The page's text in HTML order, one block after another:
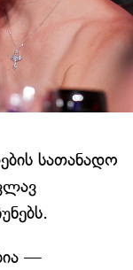
სათანადო
—